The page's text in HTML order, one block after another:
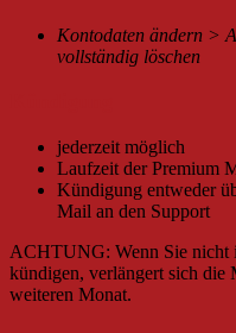
Kontodaten ändern >
vollständig löschen
jederzeit möglich
Laufzeit der Premium
Kündigung entweder
Mail an den Support
ACHTUNG: Wenn Sie nicht
kündigen, verlängert sich die
weiteren Monat.